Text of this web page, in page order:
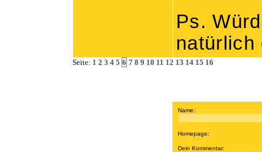
Ps.
natürlich
Seite: 1 2 3 4 5 6 7 8 9 10 11 12 13 14 15 16
Name:
Homepage:
Dein Kommentar: